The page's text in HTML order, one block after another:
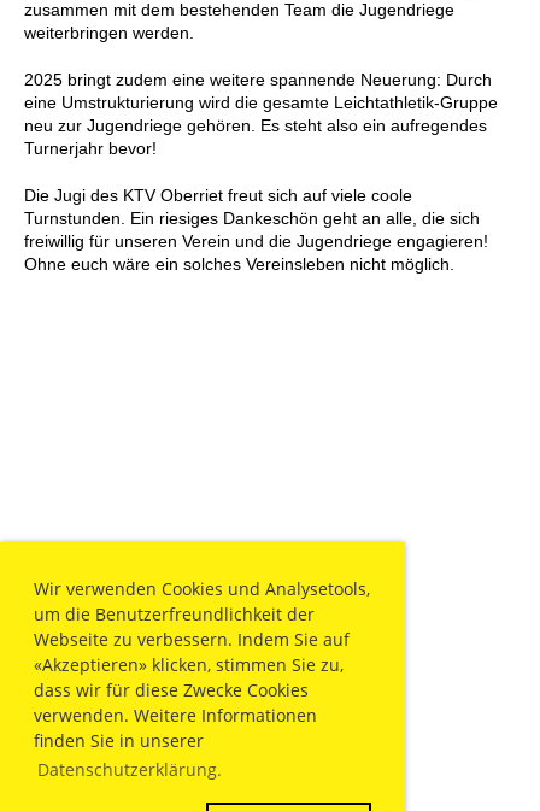
Wir verwenden Cookies und Analysetools,
um die Benutzerfreundlichkeit der
Webseite zu verbessern. Indem Sie auf
«Akzeptieren» klicken, stimmen Sie zu,
dass wir für diese Zwecke Cookies
verwenden. Weitere Informationen
finden Sie in unserer
Datenschutzerklärung.
zusammen mit dem bestehenden Team die Jugendriege
weiterbringen werden.
2025 bringt zudem eine weitere spannende Neuerung: Durch
eine Umstrukturierung wird die gesamte Leichtathletik-Gruppe
neu zur Jugendriege gehören. Es steht also ein aufregendes
Turnerjahr bevor!
Die Jugi des KTV Oberriet freut sich auf viele coole
Turnstunden. Ein riesiges Dankeschön geht an alle, die sich
freiwillig für unseren Verein und die Jugendriege engagieren!
Ohne euch wäre ein solches Vereinsleben nicht möglich.